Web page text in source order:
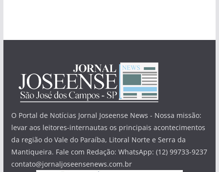
O Portal de Notícias Jornal Joseense News - Nossa missão:
levar aos leitores-internautas os principais acontecimentos
da região do Vale do Paraíba, Litoral Norte e Serra da
Mantiqueira. Fale com Redação: WhatsApp: (12) 99733-9237
contato@jornaljoseensenews.com.br